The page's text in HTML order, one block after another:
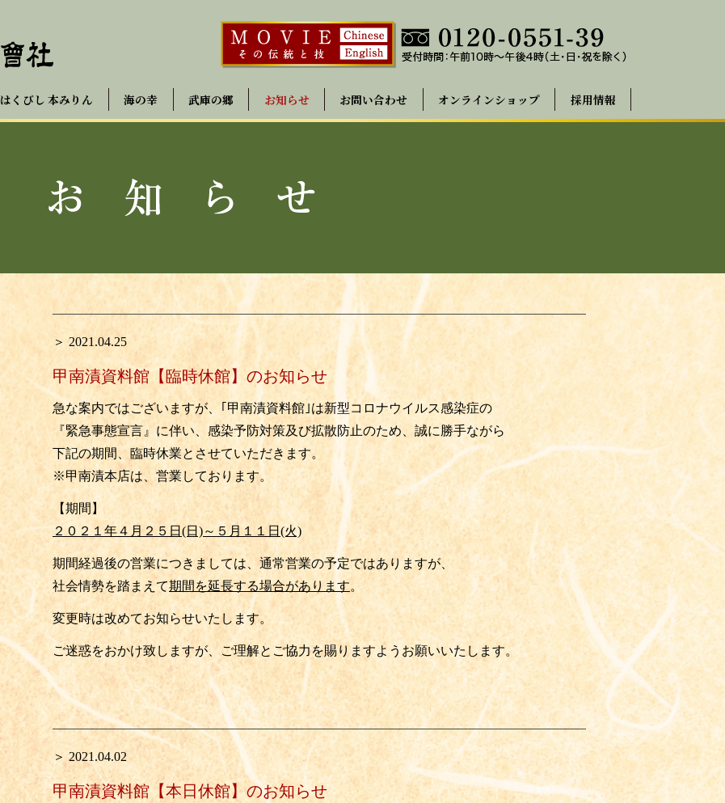
はくびし 本みりん 海の幸 武庫の郷 お知らせ お問い合わせ オンラインショップ 採用情報
＞ 2021.04.25
甲南漬資料館【臨時休館】のお知らせ
急な案内ではございますが、｢甲南漬資料館｣は新型コロナウイルス感染症の
『緊急事態宣言』に伴い、感染予防対策及び拡散防止のため、誠に勝手ながら
下記の期間、 臨時休業とさせていただきます。
※甲南漬本店は、営業しております。
【期間】
２０２１年４月２５日(日)～５月１１日(火)
期間経過後の営業につきましては、通常営業の予定ではありますが、
社会情勢を踏まえて期間を延長する場合があります。
変更時は改めてお知らせいたします。
ご迷惑をおかけ致しますが、ご理解とご協力を賜りますようお願いいたします。
＞ 2021.04.02
甲南漬資料館【本日休館】のお知らせ